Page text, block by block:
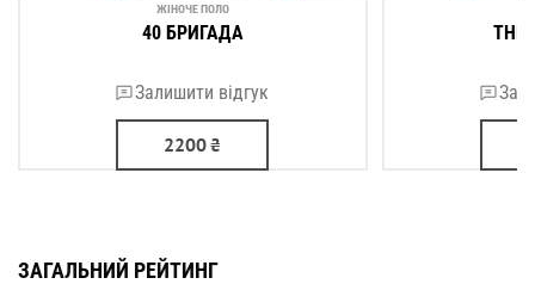
ЖІНОЧЕ ПОЛО
40 БРИГАДА
Залишити відгук
2200₴
THE
ЗАГАЛЬНИЙ РЕЙТИНГ